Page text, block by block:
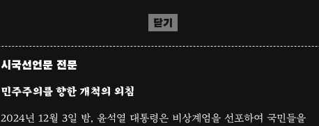
닫기
시국선언문 전문
민주주의를 향한 개척의 외침
2024년 12월 3일 밤, 윤석열 대통령은 비상계엄을 선포하여 국민들을